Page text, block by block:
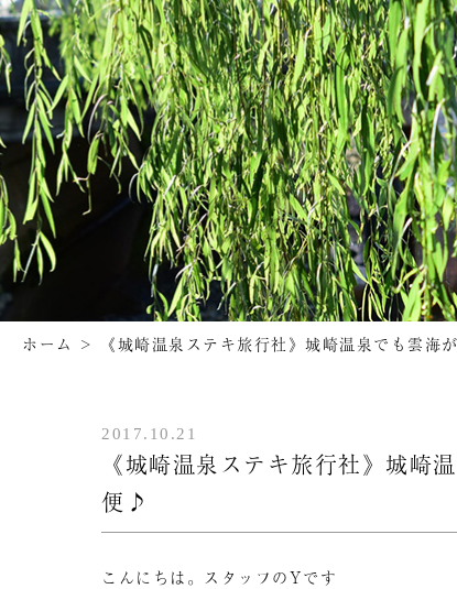
ホーム > 《城崎温泉ステキ旅行社》城崎温泉でも雲
2017.10.21
《城崎温泉ステキ旅行社》城崎
便♪
こんにちは。スタッフのYです